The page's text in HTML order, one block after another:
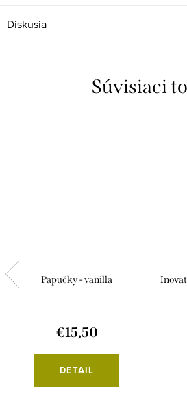
Diskusia
Súvisiaci
Papučky - vanilla
€15,50
DETAIL